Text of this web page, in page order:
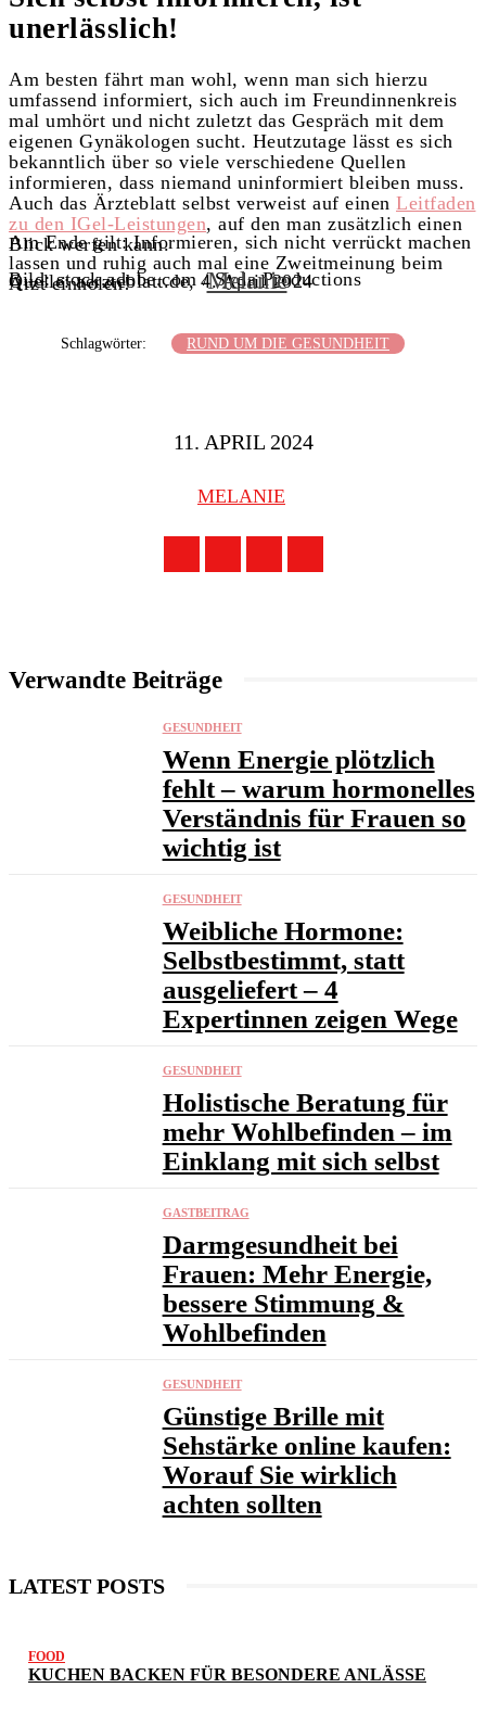
unerlässlich!
Am besten fährt man wohl, wenn man sich hierzu
umfassend informiert, sich auch im Freundinnenkreis
mal umhört und nicht zuletzt das Gespräch mit dem
eigenen Gynäkologen sucht. Heutzutage lässt es sich
bekanntlich über so viele verschiedene Quellen
informieren, dass niemand uninformiert bleiben muss.
Auch das Ärzteblatt selbst verweist auf einen Leitfaden
zu den IGel-Leistungen, auf den man zusätzlich einen
Blick werfen kann.
Am Ende gilt: Informieren, sich nicht verrückt machen
lassen und ruhig auch mal eine Zweitmeinung beim
Arzt einholen!
Quelle: aerzteblatt.de, 4. April 2024
Bild: stock.adobe.com / Syda Productions
Melanie
Schlagwörter: RUND UM DIE GESUNDHEIT
11. APRIL 2024
MELANIE
Verwandte Beiträge
GESUNDHEIT
Wenn Energie plötzlich
fehlt – warum hormonelles
Verständnis für Frauen so
wichtig ist
GESUNDHEIT
Weibliche Hormone:
Selbstbestimmt, statt
ausgeliefert – 4
Expertinnen zeigen Wege
GESUNDHEIT
Holistische Beratung für
mehr Wohlbefinden – im
Einklang mit sich selbst
GASTBEITRAG
Darmgesundheit bei
Frauen: Mehr Energie,
bessere Stimmung &
Wohlbefinden
GESUNDHEIT
Günstige Brille mit
Sehstärke online kaufen:
Worauf Sie wirklich
achten sollten
LATEST POSTS
FOOD
KUCHEN BACKEN FÜR BESONDERE ANLÄSSE